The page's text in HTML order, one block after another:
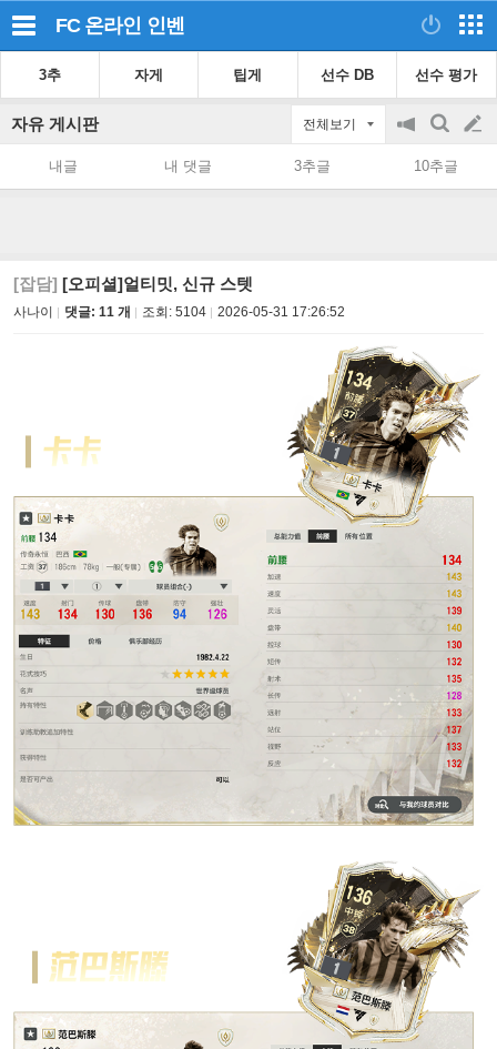
FC 온라인 인벤
3추 자게 팁게 선수 DB 선수 평가
자유 게시판 전체보기
공
지
on/off
검
색
글
쓰
내글 내 댓글 3추글 10추글
[잡담] [오피셜]얼티밋, 신규 스텟
사나이 댓글: 11 개 조회: 5104 2026-05-31 17:26:52